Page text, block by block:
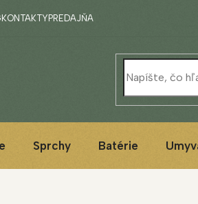
KONTAKTY PREDAJŇA
Sprchy Batérie